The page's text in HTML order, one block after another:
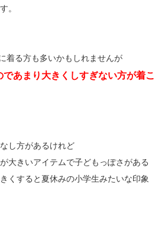
。
着る方も多いかもしれませんが
あまり大きくしすぎない方が着こ
し方があるけれど
大きいアイテムで子どもっぽさがある
くすると夏休みの小学生みたいな印象